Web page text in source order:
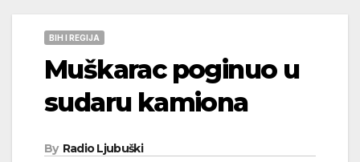
BIH I REGIJA
Muškarac poginuo u
sudaru kamiona
By Radio Ljubuški